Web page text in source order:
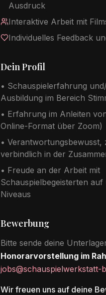
Ausdruck
Interaktive Arbeit mit
Individuelles Feedback
Dein Profil
• Schauspielerfahrung
Ausbildung im Bereich
• Erfahrung im Anleiten
Online-Format über Zoom)
• Verantwortungsbewusst,
verbindlich in der
• Freude an der Arbeit mit
Schauspielbegeisterten
Niveaus
Bewerbung
Bitte sende deine
Honorarvorstellung im
jobs@schauspielwerkstatt-
Wir freuen uns auf deine